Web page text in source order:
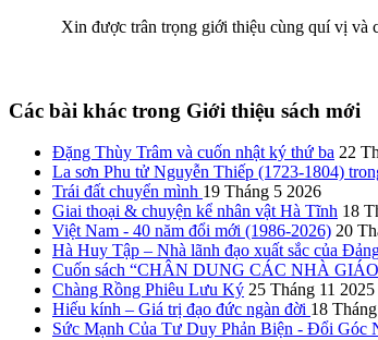
Xin được trân trọng giới thiệu cùng quí vị và
Các bài khác trong Giới thiệu sách mới
Đặng Thùy Trâm và cuốn nhật ký thứ ba 22
La sơn Phu tử Nguyễn Thiếp (1723-1804)
Trái đất chuyển mình 19 Tháng 5 2026
Giai thoại & chuyện kể nhân vật Hà Tĩnh 18
Việt Nam - 40 năm đổi mới (1986-2026) 20
Hà Huy Tập – Nhà lãnh đạo xuất sắc của
Cuốn sách “CHÂN DUNG CÁC NHÀ
Chàng Rồng Phiêu Lưu Ký 25 Tháng 11 2025
Hiếu kính – Giá trị đạo đức ngàn đời 18
Sức Mạnh Của Tư Duy Phản Biện - Đổi Góc